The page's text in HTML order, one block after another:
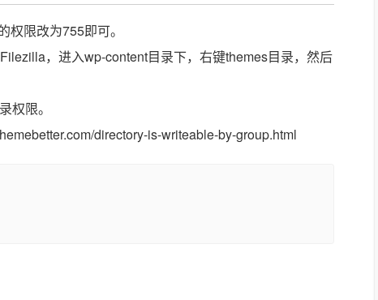
限改为755即可。
，进入wp-content目录下，右键themes目录，然后
权限。
directory-is-writeable-by-group.html